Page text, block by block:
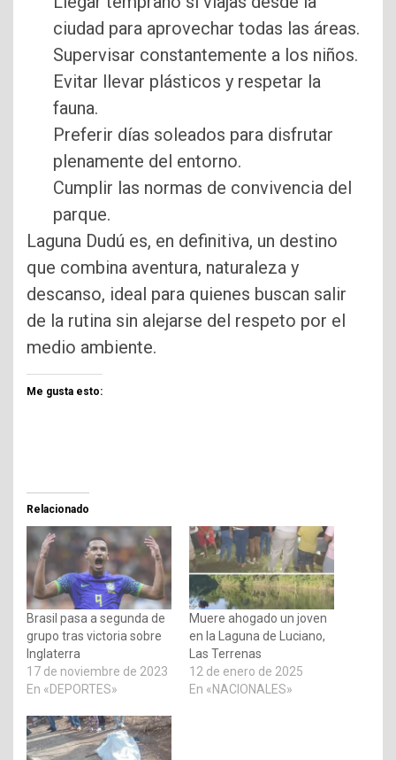
ciudad para aprovechar todas las áreas.
Supervisar constantemente a los niños.
Evitar llevar plásticos y respetar la
fauna.
Preferir días soleados para disfrutar
plenamente del entorno.
Cumplir las normas de convivencia del
parque.
Laguna Dudú es, en definitiva, un destino
que combina aventura, naturaleza y
descanso, ideal para quienes buscan salir
de la rutina sin alejarse del respeto por el
medio ambiente.
Me gusta esto:
Relacionado
Brasil pasa a segunda de
grupo tras victoria sobre
Inglaterra
17 de noviembre de 2023
En «DEPORTES»
Muere ahogado un joven
en la Laguna de Luciano,
Las Terrenas
12 de enero de 2025
En «NACIONALES»